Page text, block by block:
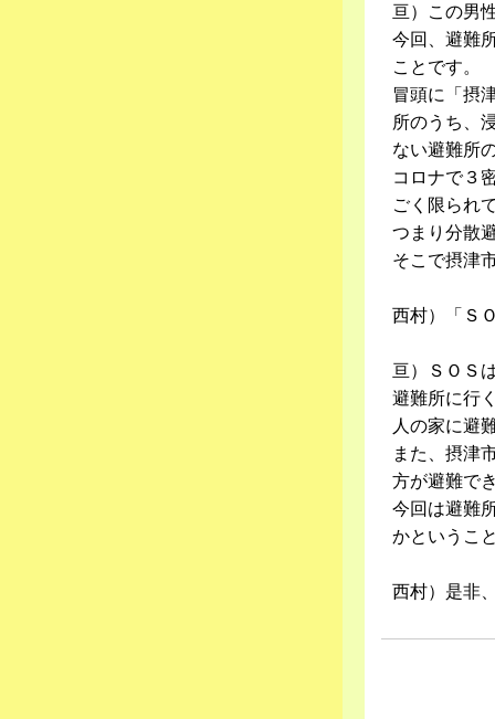
亘）この男
今回、避難
ことです。
冒頭に「摂
所のうち、
ない避難所
コロナで３
ごく限られ
つまり分散
そこで摂津
西村）「Ｓ
亘）ＳＯＳ
避難所に行
人の家に避
また、摂津
方が避難で
今回は避難
かというこ
西村）是非